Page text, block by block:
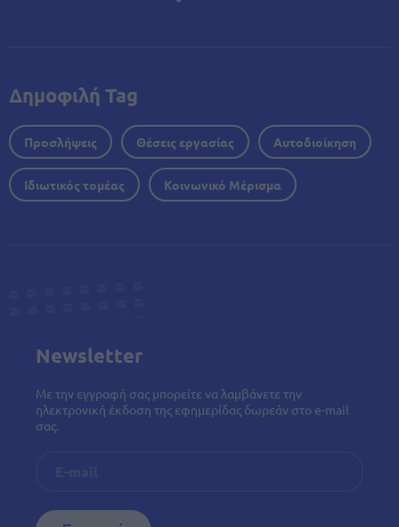
Δημοφιλή Tag
Προσλήψεις Θέσεις εργασίας Αυτοδιοίκηση
Ιδιωτικός τομέας Κοινωνικό Μέρισμα
Newsletter
Με την εγγραφή σας μπορείτε να λαμβάνετε την
ηλεκτρονική έκδοση της εφημερίδας δωρεάν στο e-mail
σας.